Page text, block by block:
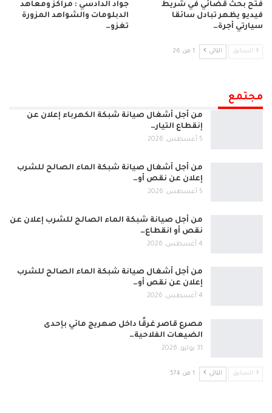
فتح بحث قضائي في شريط
فيديو يظهر تبادل سائقا
سيارتي أجرة…
جواد الدادسي : مراكز ومعاهد
الدبلومات والشواهد المزورة
تغزو…
السابق التالي 1 من 26
مجتمع
من أجل أشغال صيانة شبكة الكهرباء إعلان عن
إنقطاع التيار…
5 أغسطس, 2026
من أجل أشغال صيانة شبكة الماء الصالح للشرب
إعلان عن نقص أو…
5 أغسطس, 2026
من أجل صيانة شبكة الماء الصالح للشرب إعلان عن
نقص أو انقطاع…
4 أغسطس, 2026
من أجل أشغال صيانة شبكة الماء الصالح للشرب
إعلان عن نقص أو…
4 أغسطس, 2026
مصرع قاصر غرقًا داخل صهريج مائي بإحدى
الضيعات الفلاحية…
31 يوليو, 2026
السابق التالي 1 من 574